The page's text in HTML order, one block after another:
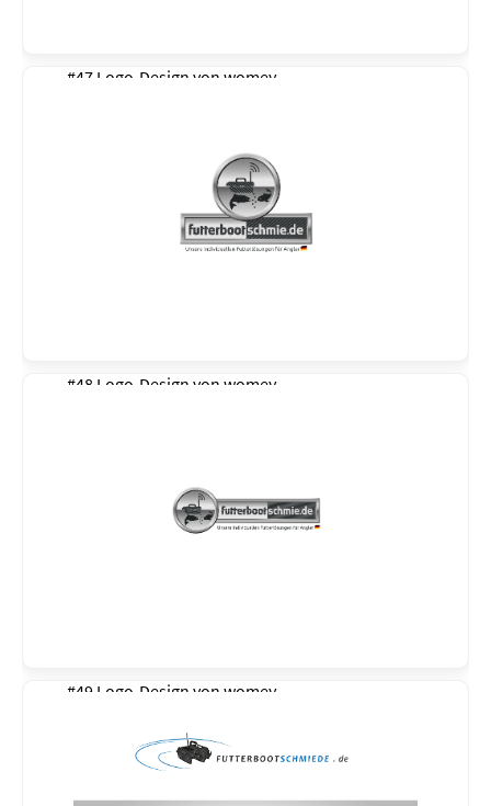
#47 Logo-Design von womey
#48 Logo-Design von womey
#49 Logo-Design von womey